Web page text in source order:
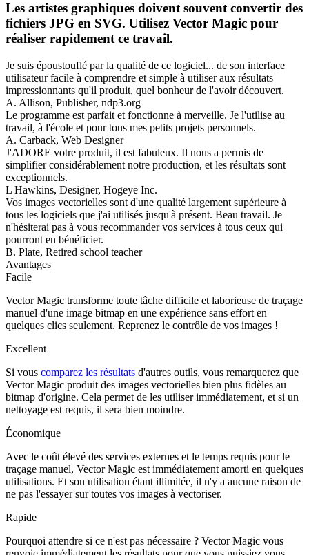
Les artistes graphiques doivent souvent convertir des
fichiers JPG en SVG. Utilisez Vector Magic pour
réaliser rapidement ce travail.
Je suis époustouflé par la qualité de ce logiciel... de son interface
utilisateur facile à comprendre et simple à utiliser aux résultats
impressionnants qu'il produit, quel bonheur de l'avoir découvert.
A. Allison, Publisher, ndp3.org
Le programme est parfait et fonctionne à merveille. Je l'utilise au
travail, à l'école et pour tous mes petits projets personnels.
A. Carback, Web Designer
J'ADORE votre produit, il est fabuleux. Il nous a permis de
simplifier considérablement notre production, et les résultats sont
exceptionnels.
L Hawkins, Designer, Hogeye Inc.
Vos images vectorielles sont d'une qualité largement supérieure à
tous les logiciels que j'ai utilisés jusqu'à présent. Beau travail. Je
n'hésiterai pas à vous recommander vos services à tous ceux qui
pourront en bénéficier.
B. Plate, Retired school teacher
Avantages
Facile
Vector Magic transforme toute tâche difficile et laborieuse de traçage
manuel d'une image bitmap en une expérience sans effort en
quelques clics seulement. Reprenez le contrôle de vos images !
Excellent
Si vous comparez les résultats d'autres outils, vous remarquerez que
Vector Magic produit des images vectorielles bien plus fidèles au
bitmap d'origine. Cela permet de les utiliser immédiatement, et si un
nettoyage est requis, il sera bien moindre.
Économique
Avec le coût élevé des services externes et le temps requis pour le
traçage manuel, Vector Magic est immédiatement amorti en quelques
utilisations. Et son utilisation étant illimitée, il n'y a aucune raison de
ne pas l'essayer sur toutes vos images à vectoriser.
Rapide
Pourquoi attendre si ce n'est pas nécessaire ? Vector Magic vous